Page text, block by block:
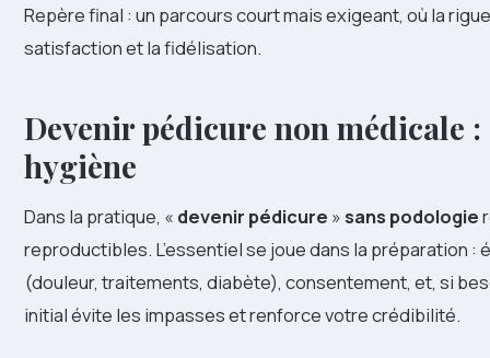
Repère final : un parcours court mais exigeant, où la
satisfaction et la fidélisation.
Devenir pédicure non médicale
hygiène
Dans la pratique, « devenir pédicure »sans podologie
reproductibles. L’essentiel se joue dans la préparation
(douleur, traitements, diabète), consentement, et, si
initial évite les impasses et renforce votre crédibilité.